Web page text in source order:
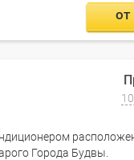
от
Города Будвы.